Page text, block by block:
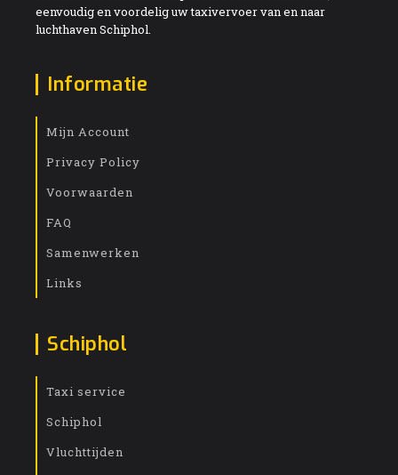
eenvoudig en voordelig uw taxivervoer van en naar
luchthaven Schiphol.
Informatie
Mijn Account
Privacy Policy
Voorwaarden
FAQ
Samenwerken
Links
Schiphol
Taxi service
Schiphol
Vluchttijden